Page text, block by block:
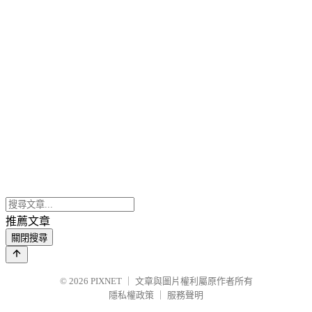
推薦文章
關閉搜尋
© 2026 PIXNET
文章與圖片權利屬原作者所有
隱私權政策
服務聲明